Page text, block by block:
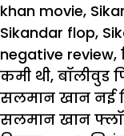
khan movie,
Sikandar flop,
negative review,
कमी थी, बॉलीवुड
सलमान खान नई
सलमान खान